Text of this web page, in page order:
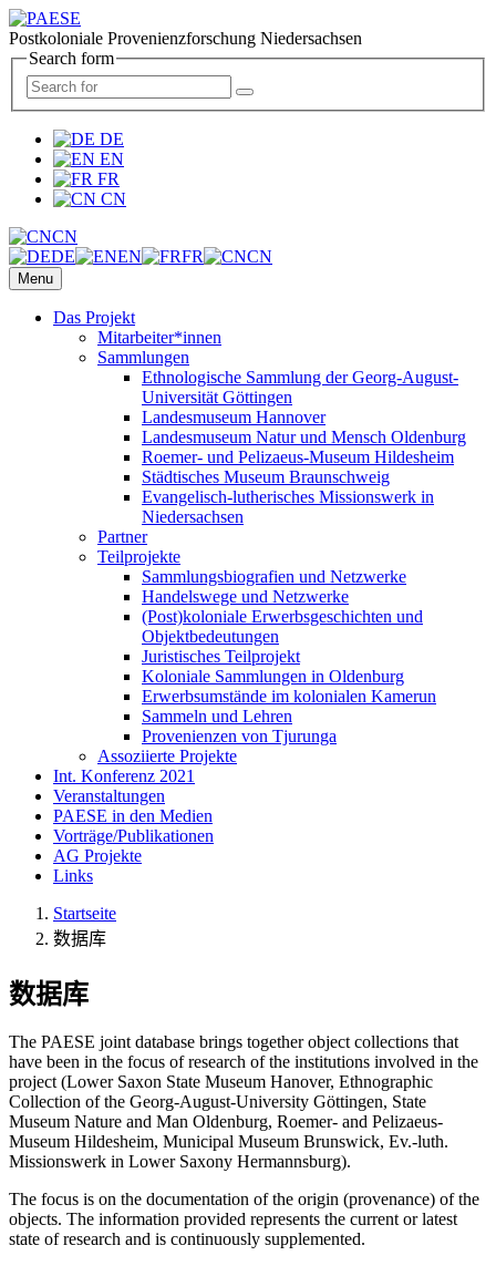
Postkoloniale Provenienzforschung Niedersachsen
Search form
DE
EN
FR
CN
CN
DE
EN FR CN
Menu
Das Projekt
Mitarbeiter*innen
Sammlungen
Ethnologische Sammlung der Georg-August-
Universität Göttingen
Landesmuseum Hannover
Landesmuseum Natur und Mensch Oldenburg
Roemer- und Pelizaeus-Museum Hildesheim
Städtisches Museum Braunschweig
Evangelisch-lutherisches Missionswerk in
Niedersachsen
Partner
Teilprojekte
Sammlungsbiografien und Netzwerke
Handelswege und Netzwerke
(Post)koloniale Erwerbsgeschichten und
Objektbedeutungen
Juristisches Teilprojekt
Koloniale Sammlungen in Oldenburg
Erwerbsumstände im kolonialen Kamerun
Sammeln und Lehren
Provenienzen von Tjurunga
Assoziierte Projekte
Int. Konferenz 2021
Veranstaltungen
PAESE in den Medien
Vorträge/Publikationen
AG Projekte
Links
Startseite
数据库
数据库
The PAESE joint database brings together object collections that
have been in the focus of research of the institutions involved in the
project (Lower Saxon State Museum Hanover, Ethnographic
Collection of the Georg-August-University Göttingen, State
Museum Nature and Man Oldenburg, Roemer- and Pelizaeus-
Museum Hildesheim, Municipal Museum Brunswick, Ev.-luth.
Missionswerk in Lower Saxony Hermannsburg).
The focus is on the documentation of the origin (provenance) of the
objects. The information provided represents the current or latest
state of research and is continuously supplemented.